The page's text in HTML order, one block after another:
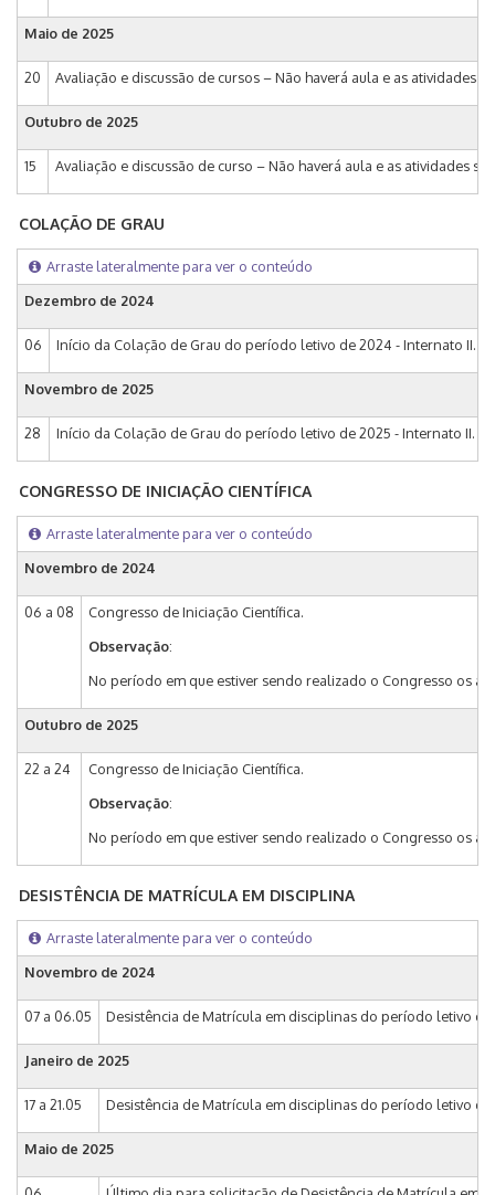
Maio de 2025
20 Avaliação e discussão de cursos – Não haverá aula e as
Outubro de 2025
15 Avaliação e discussão de curso – Não haverá aula e as atividades
COLAÇÃO DE GRAU
Arraste lateralmente para ver o conteúdo
Dezembro de 2024
06 Início da Colação de Grau do período letivo de 2024 - Internato II.
Novembro de 2025
28 Início da Colação de Grau do período letivo de 2025 - Internato II.
CONGRESSO DE INICIAÇÃO CIENTÍFICA
Arraste lateralmente para ver o conteúdo
Novembro de 2024
06 a 08
Congresso de Iniciação Científica.
Observação:
No período em que estiver sendo realizado o Congresso os
Outubro de 2025
22 a 24
Congresso de Iniciação Científica.
Observação:
No período em que estiver sendo realizado o Congresso os
DESISTÊNCIA DE MATRÍCULA EM DISCIPLINA
Arraste lateralmente para ver o conteúdo
Novembro de 2024
07 a 06.05 Desistência de Matrícula em disciplinas do período letivo de
Janeiro de 2025
17 a 21.05 Desistência de Matrícula em disciplinas do período letivo
Maio de 2025